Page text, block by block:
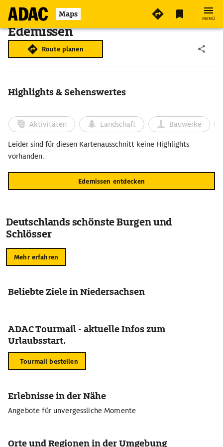
Maps MENÜ
Edemissen
Route planen
Highlights & Sehenswertes
Aktivitäten Landschaft Bauwerke
Leider sind für diesen Kartenausschnitt keine Highlights
vorhanden.
Edemissen entdecken
Deutschlands schönste Burgen und
Schlösser
Mehr erfahren
Beliebte Ziele in Niedersachsen
ADAC Tourmail - aktuelle Infos zum
Urlaubsstart.
Tourmail bestellen
Erlebnisse in der Nähe
Angebote für unvergessliche Momente
Orte und Regionen in der Umgebung